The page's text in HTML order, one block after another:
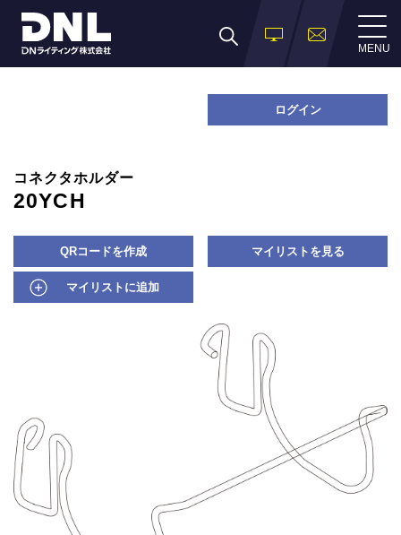
MENU
ログイン
コネクタホルダー
20YCH
QRコードを作成 マイリストを見る
マイリストに追加